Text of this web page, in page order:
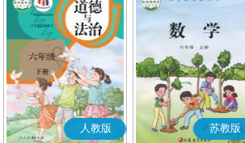
人教版 苏教版